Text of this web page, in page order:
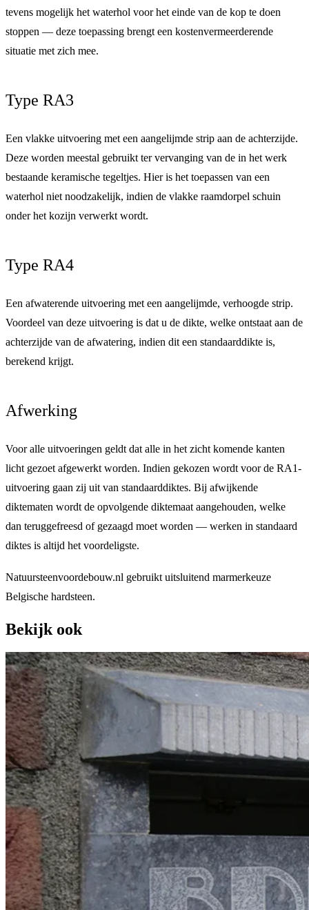
tevens mogelijk het waterhol voor het einde van de kop te doen
stoppen — deze toepassing brengt een kostenvermeerderende
situatie met zich mee.
Type RA3
Een vlakke uitvoering met een aangelijmde strip aan de achterzijde.
Deze worden meestal gebruikt ter vervanging van de in het werk
bestaande keramische tegeltjes. Hier is het toepassen van een
waterhol niet noodzakelijk, indien de vlakke raamdorpel schuin
onder het kozijn verwerkt wordt.
Type RA4
Een afwaterende uitvoering met een aangelijmde, verhoogde strip.
Voordeel van deze uitvoering is dat u de dikte, welke ontstaat aan de
achterzijde van de afwatering, indien dit een standaarddikte is,
berekend krijgt.
Afwerking
Voor alle uitvoeringen geldt dat alle in het zicht komende kanten
licht gezoet afgewerkt worden. Indien gekozen wordt voor de RA1-
uitvoering gaan zij uit van standaarddiktes. Bij afwijkende
diktematen wordt de opvolgende diktemaat aangehouden, welke
dan teruggefreesd of gezaagd moet worden — werken in standaard
diktes is altijd het voordeligste.
Natuursteenvoordebouw.nl gebruikt uitsluitend marmerkeuze
Belgische hardsteen.
Bekijk ook